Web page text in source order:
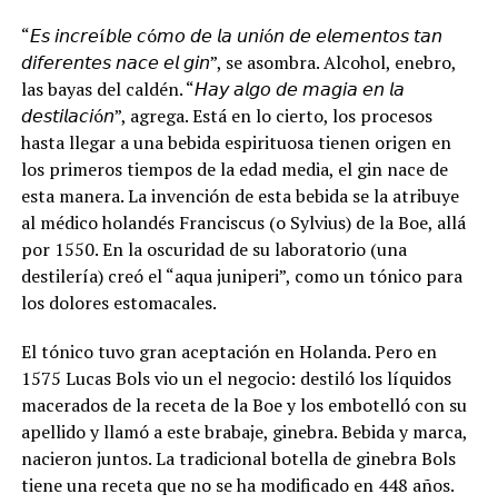
“𝘌𝘴 𝘪𝘯𝘤𝘳𝘦í𝘣𝘭𝘦 𝘤ó𝘮𝘰 𝘥𝘦 𝘭𝘢 𝘶𝘯𝘪ó𝘯 𝘥𝘦 𝘦𝘭𝘦𝘮𝘦𝘯𝘵𝘰𝘴 𝘵𝘢𝘯
𝘥𝘪𝘧𝘦𝘳𝘦𝘯𝘵𝘦𝘴 𝘯𝘢𝘤𝘦 𝘦𝘭 𝘨𝘪𝘯”, se asombra. Alcohol, enebro,
las bayas del caldén. “𝘏𝘢𝘺 𝘢𝘭𝘨𝘰 𝘥𝘦 𝘮𝘢𝘨𝘪𝘢 𝘦𝘯 𝘭𝘢
𝘥𝘦𝘴𝘵𝘪𝘭𝘢𝘤𝘪ó𝘯”, agrega. Está en lo cierto, los procesos
hasta llegar a una bebida espirituosa tienen origen en
los primeros tiempos de la edad media, el gin nace de
esta manera. La invención de esta bebida se la atribuye
al médico holandés Franciscus (o Sylvius) de la Boe, allá
por 1550. En la oscuridad de su laboratorio (una
destilería) creó el “aqua juniperi”, como un tónico para
los dolores estomacales.
El tónico tuvo gran aceptación en Holanda. Pero en
1575 Lucas Bols vio un el negocio: destiló los líquidos
macerados de la receta de la Boe y los embotelló con su
apellido y llamó a este brabaje, ginebra. Bebida y marca,
nacieron juntos. La tradicional botella de ginebra Bols
tiene una receta que no se ha modificado en 448 años.